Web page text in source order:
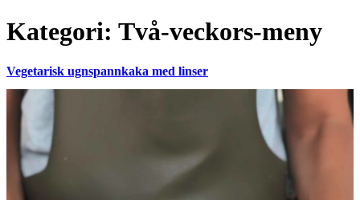
Kategori: Två-veckors-meny
Vegetarisk ugnspannkaka med linser